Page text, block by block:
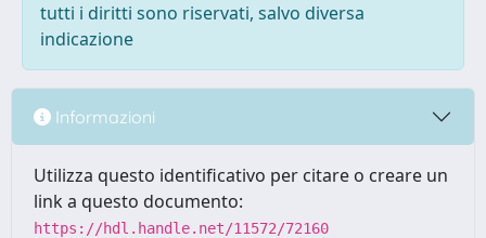
tutti i diritti sono riservati, salvo diversa
indicazione
Informazioni
Utilizza questo identificativo per citare o creare un
link a questo documento:
https://hdl.handle.net/11572/72160